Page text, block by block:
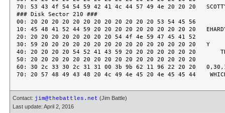
70: 53 43 4f 54 54 59 42 41 4c 44 57 49 4e 20 20 20
### Disk Sector 210 ###
00: 20 20 20 20 20 20 20 20 20 20 20 20 53 54 45 56
10: 45 48 41 52 44 59 20 20 20 20 20 20 20 20 20 20
20: 20 20 20 20 20 20 20 20 54 4f 4e 59 47 45 41 52
30: 59 20 20 20 20 20 20 20 20 20 20 20 20 20 20 20   Y
40: 20 20 20 20 54 52 41 43 59 20 20 20 20 20 20 20
50: 20 20 20 20 20 20 20 20 20 20 20 20 20 20 20 20
60: 30 2c 33 30 2c 31 31 00 3b 9b 62 11 96 22 20 20
Contact: jim@thebattles.net (Jim Battle)
Last update: April 2, 2016